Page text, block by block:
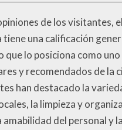
de los visitantes,
tiene una calificación
que lo posiciona como
y recomendados de la
han destacado la
la limpieza y
amabilidad del personal y